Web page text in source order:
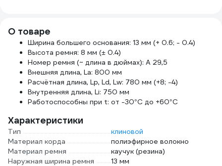
О товаре
Ширина большего основания: 13 мм (+ 0.6; - 0.4)
Высота ремня: 8 мм (± 0.4)
Номер ремня (~ длина в дюймах): A 29,5
Внешняя длина, La: 800 мм
Расчётная длина, Lp, Ld, Lw: 780 мм (+8; -4)
Внутренняя длина, Li: 750 мм
Работоспособны при t: от -30°C до +60°C
Характеристики
Тип
клиновой
Материал корда
полиэфирное волокно
Материал ремня
каучук (резина)
Наружная ширина ремня
13 мм